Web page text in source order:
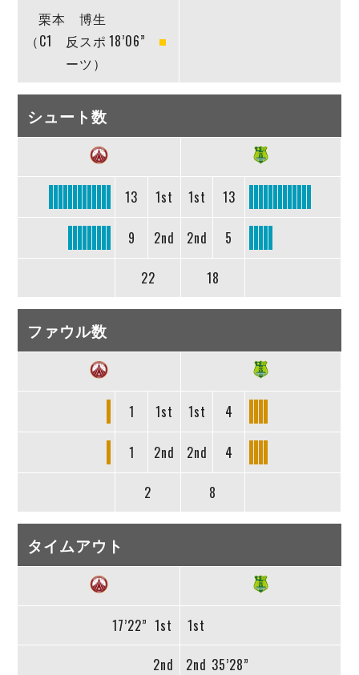
栗本 博生
（C1 反スポ
ーツ）
18’06”
シュート数
13 1st 1st 13
9 2nd 2nd 5
22 18
ファウル数
1 1st 1st 4
1 2nd 2nd 4
2 8
タイムアウト
17’22” 1st 1st
2nd 2nd 35’28”